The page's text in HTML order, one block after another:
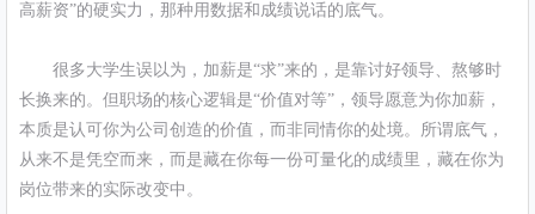
高薪资”的硬实力，那种用数据和成绩说话的底气。
很多大学生误以为，加薪是“求”来的，是靠讨好领导、熬够时
长换来的。但职场的核心逻辑是“价值对等”，领导愿意为你加薪，
本质是认可你为公司创造的价值，而非同情你的处境。所谓底气，
从来不是凭空而来，而是藏在你每一份可量化的成绩里，藏在你为
岗位带来的实际改变中。